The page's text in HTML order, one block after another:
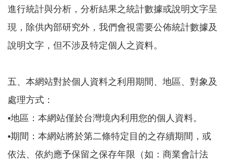
進行統計與分析，分析結果之統計數據或說明文字呈
現，除供內部研究外，我們會視需要公佈統計數據及
說明文字，但不涉及特定個人之資料。
五、本網站對於個人資料之利用期間、地區、對象及
處理方式：
•地區：本網站僅於台灣境內利用您的個人資料。
•期間：本網站將於第二條特定目的之存續期間，或
依法、依約應予保留之保存年限（如：商業會計法